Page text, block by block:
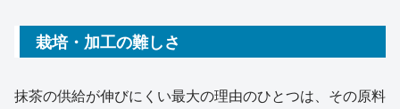
栽培・加工の難しさ
抹茶の供給が伸びにくい最大の理由のひとつは、その原料